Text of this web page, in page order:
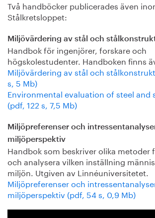
Två handböcker publicerades även
Stålkretsloppet:
Miljövärdering av stål och
Handbok för ingenjörer, forskare och
högskolestudenter. Handboken finns
Miljövärdering av stål och
s, 5 Mb)
Environmental evaluation of steel and
(pdf, 122 s, 7,5 Mb)
Miljöpreferenser och
miljöperspektiv
Handbok som beskriver olika metoder
och analysera vilken inställning
miljön. Utgiven av Linnéuniversitetet.
Miljöpreferenser och
miljöperspektiv (pdf, 54 s, 0,9 Mb)